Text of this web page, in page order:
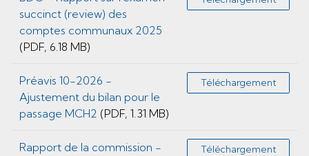
succinct (review) des
comptes communaux 2025
(PDF, 6.18 MB)
Préavis 10-2026 -
Ajustement du bilan pour le
passage MCH2 (PDF, 1.31 MB)
Téléchargement
Rapport de la commission -
Téléchargement